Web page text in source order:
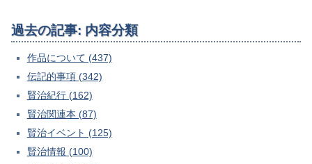
過去の記事: 内容分類
作品について (437)
伝記的事項 (342)
賢治紀行 (162)
賢治関連本 (87)
賢治イベント (125)
賢治情報 (100)